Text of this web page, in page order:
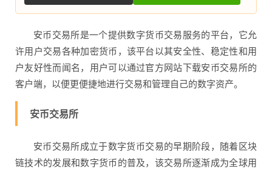
安币交易所是一个提供数字货币交易服务的平台，它允
许用户交易各种加密货币，该平台以其安全性、稳定性和用
户友好性而闻名，用户可以通过官方网站下载安币交易所的
客户端，以便更便捷地进行交易和管理自己的数字资产。
安币交易所
安币交易所成立于数字货币交易的早期阶段，随着区块
链技术的发展和数字货币的普及，该交易所逐渐成为全球用